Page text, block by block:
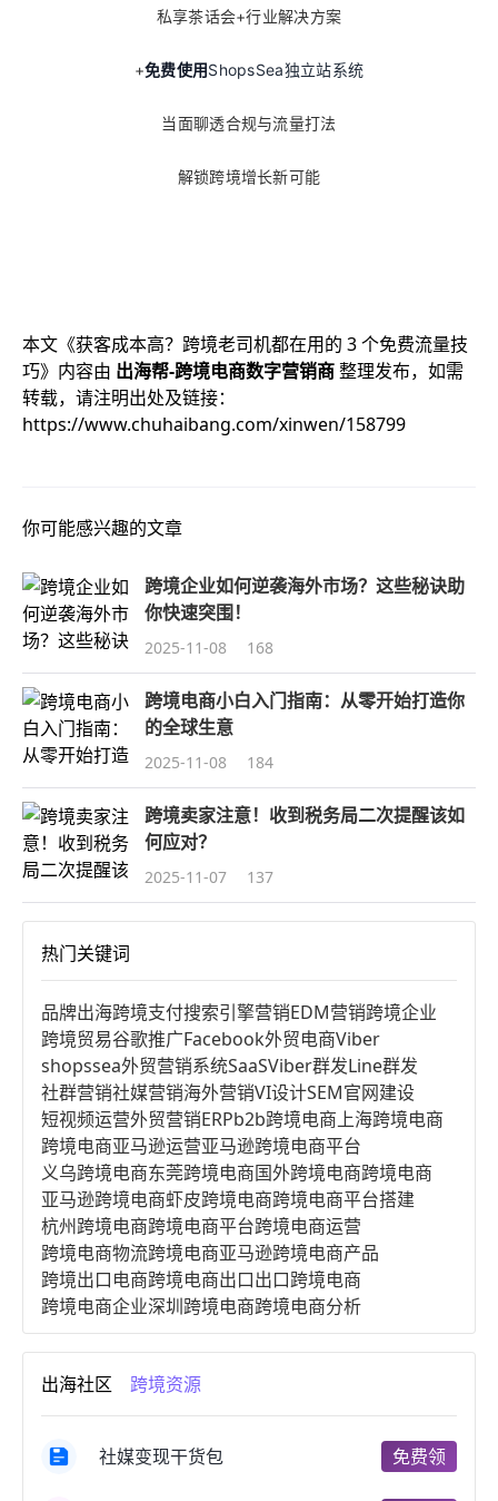
私享茶话会+行业解决方案
+免费使用ShopsSea独立站系统
当面聊透合规与流量打法
解锁跨境增长新可能
本文《获客成本高？跨境老司机都在用的 3 个免费流量技
巧》内容由 出海帮-跨境电商数字营销商整理发布，如需
转载，请注明出处及链接：
https://www.chuhaibang.com/xinwen/158799
你可能感兴趣的文章
跨境企业如何逆袭海外市场？这些秘诀助
你快速突围！
2025-11-08 168
跨境电商小白入门指南：从零开始打造你
的全球生意
2025-11-08 184
跨境卖家注意！收到税务局二次提醒该如
何应对？
2025-11-07 137
热门关键词
品牌出海跨境支付搜索引擎营销EDM营销跨境企业
跨境贸易谷歌推广Facebook外贸电商Viber
shopssea外贸营销系统SaaSViber群发Line群发
社群营销社媒营销海外营销VI设计SEM官网建设
短视频运营外贸营销ERPb2b跨境电商上海跨境电商
跨境电商亚马逊运营亚马逊跨境电商平台
义乌跨境电商东莞跨境电商国外跨境电商跨境电商
亚马逊跨境电商虾皮跨境电商跨境电商平台搭建
杭州跨境电商跨境电商平台跨境电商运营
跨境电商物流跨境电商亚马逊跨境电商产品
跨境出口电商跨境电商出口出口跨境电商
跨境电商企业深圳跨境电商跨境电商分析
进口跨境电商跨境电商服务广州跨境电商
跨境电商市场跨境电商创业跨境电商注册
跨境电商开店跨境电商营销
跨境电商商品个人跨境电商跨境电商案例
郑州跨境电商跨境电商趋势
出海社区 跨境资源
社媒变现干货包 免费领